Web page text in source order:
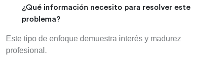
¿Qué información necesito para resolver este
problema?
Este tipo de enfoque demuestra interés y madurez
profesional.